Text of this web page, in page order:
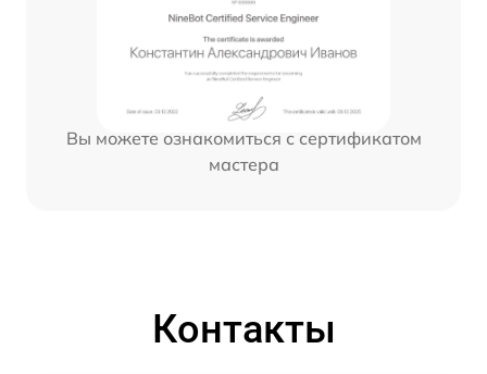
Вы можете ознакомиться с сертификатом
мастера
Контакты